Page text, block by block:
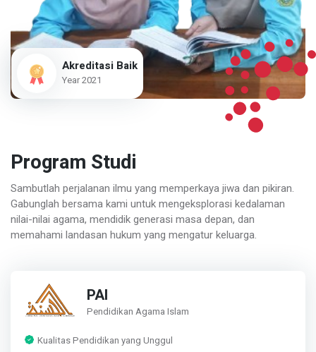
Akreditasi Baik
Year 2021
Program Studi
Sambutlah perjalanan ilmu yang memperkaya jiwa dan pikiran.
Gabunglah bersama kami untuk mengeksplorasi kedalaman
nilai-nilai agama, mendidik generasi masa depan, dan
memahami landasan hukum yang mengatur keluarga.
PAI
Pendidikan Agama Islam
Kualitas Pendidikan yang Unggul